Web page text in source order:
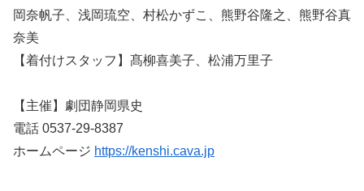
岡奈帆子、浅岡琉空、村松かずこ、熊野谷隆之、熊野谷真
奈美
【着付けスタッフ】髙柳喜美子、松浦万里子
【主催】劇団静岡県史
電話 0537-29-8387
ホームページ https://kenshi.cava.jp